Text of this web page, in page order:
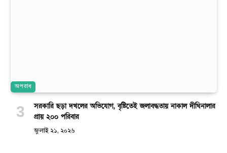
অপরাধ
সরকারি ছড়া দখলের অভিযোগ, বৃষ্টিতেই জলাবদ্ধতায় নাকাল দীঘিনালার
প্রায় ২০০ পরিবার
জুলাই ২১, ২০২৬